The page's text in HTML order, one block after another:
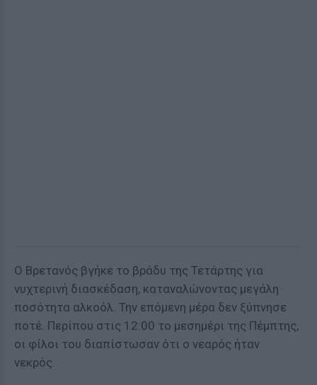
Ο Βρετανός βγήκε το βράδυ της Τετάρτης για
νυχτερινή διασκέδαση, καταναλώνοντας μεγάλη
ποσότητα αλκοόλ. Την επόμενη μέρα δεν ξύπνησε
ποτέ. Περίπου στις 12:00 το μεσημέρι της Πέμπτης,
οι φίλοι του διαπίστωσαν ότι ο νεαρός ήταν
νεκρός.